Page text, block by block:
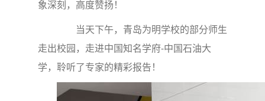
象深刻，高度赞扬！
当天下午，青岛为明学校的部分师生
走出校园，走进中国知名学府-中国石油大
学，聆听了专家的精彩报告！